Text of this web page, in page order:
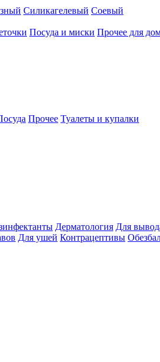
Силикагелевый Соевый
Посуда и миски Прочее для
Прочее Туалеты и купалки
Дерматология Для
Для ушей Контрацептивы